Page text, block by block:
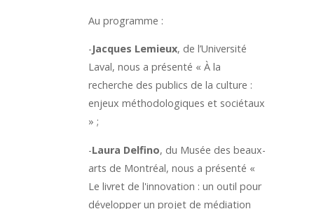
Au programme :
-Jacques Lemieux, de l’Université
Laval, nous a présenté « À la
recherche des publics de la culture :
enjeux méthodologiques et sociétaux
» ;
-Laura Delfino, du Musée des beaux-
arts de Montréal, nous a présenté «
Le livret de l'innovation : un outil pour
développer un projet de médiation